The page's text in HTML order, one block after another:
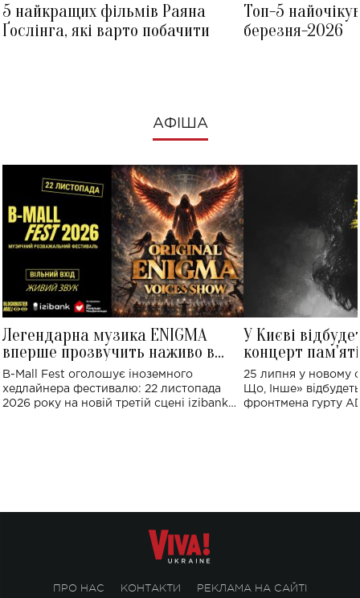
5 найкращих фільмів Раяна
Ґослінга, які варто побачити
Топ-5
березня-2026
АФІША
Легендарна музика ENIGMA
вперше прозвучить наживо в
Україні: де відбудеться концерт
B-Mall Fest оголошує іноземного
хедлайнера фестивалю: 22 листопада
2026 року на новій третій сцені izibank
У Києві
концерт
Клименка:
виконають
25 липня у новому
Що, Інше»
фронтмена гурту
ПРО НАС КОНТАКТИ РЕКЛАМА НА САЙТІ